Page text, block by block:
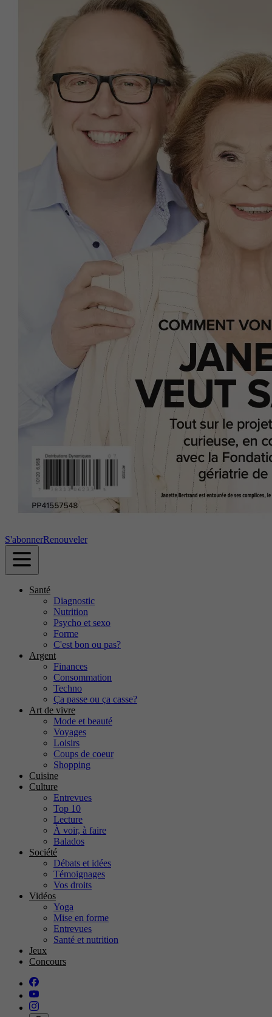
S'abonnerRenouveler
Santé
Diagnostic
Nutrition
Psycho et sexo
Forme
C'est bon ou pas?
Argent
Finances
Consommation
Techno
Ça passe ou ça casse?
Art de vivre
Mode et beauté
Voyages
Loisirs
Coups de coeur
Shopping
Cuisine
Culture
Entrevues
Top 10
Lecture
À voir, à faire
Balados
Société
Débats et idées
Témoignages
Vos droits
Vidéos
Yoga
Mise en forme
Entrevues
Santé et nutrition
Jeux
Concours